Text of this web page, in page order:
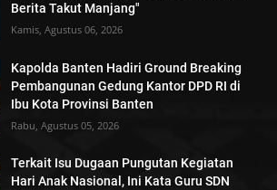
Berita Takut Manjang"
Kamis, Agustus 06, 2026
Kapolda Banten Hadiri Ground Breaking
Pembangunan Gedung Kantor DPD RI di
Ibu Kota Provinsi Banten
Rabu, Agustus 05, 2026
Terkait Isu Dugaan Pungutan Kegiatan
Hari Anak Nasional, Ini Kata Guru SDN